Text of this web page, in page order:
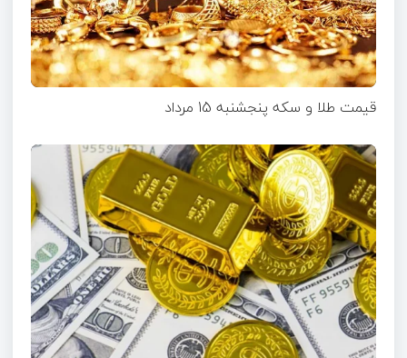
قیمت طلا و سکه پنجشنبه 15 مرداد